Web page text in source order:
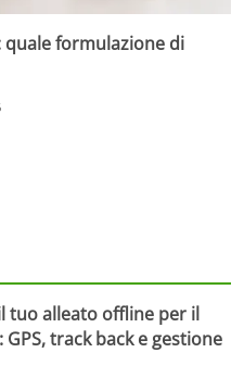
quale formulazione di
tuo alleato offline per il
GPS, track back e gestione